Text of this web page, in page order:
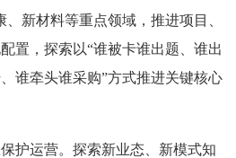
新材料等重点领域，推进项目、
置，探索以“谁被卡谁出题、谁出
谁牵头谁采购”方式推进关键核心
运营。探索新业态、新模式知